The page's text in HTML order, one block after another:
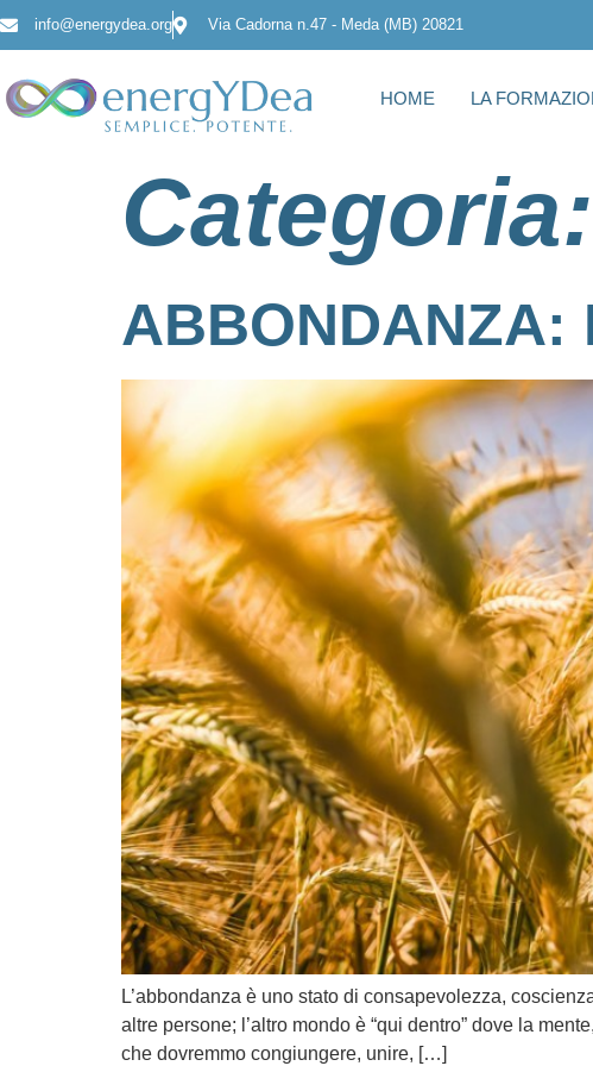
info@energydea.org Via Cadorna n.47 - Meda (MB) 20821
HOME LA
Categoria:
ABBONDANZA:
L’abbondanza è uno stato di consapevolezza,
altre persone; l’altro mondo è “qui dentro” dove la
che dovremmo congiungere, unire, […]